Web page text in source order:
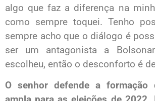
algo que faz a diferença na
como sempre toquei. Tenho
sempre acho que o diálogo é
ser um antagonista a
escolheu, então o desconforto é
O senhor defende a formação